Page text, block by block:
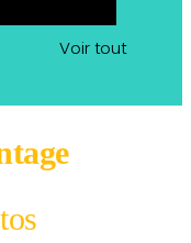
Voir tout